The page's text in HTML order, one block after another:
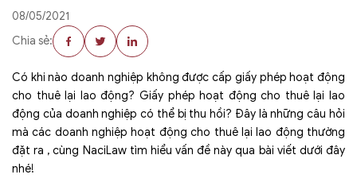
08/05/2021
Chia sẻ:
Có khi nào doanh nghiệp không được cấp giấy phép hoạt động
cho thuê lại lao động? Giấy phép hoạt động cho thuê lại lao
động của doanh nghiệp có thể bị thu hồi? Đây là những câu hỏi
mà các doanh nghiệp hoạt động cho thuê lại lao động thường
đặt ra , cùng NaciLaw tìm hiểu vấn đề này qua bài viết dưới đây
nhé!